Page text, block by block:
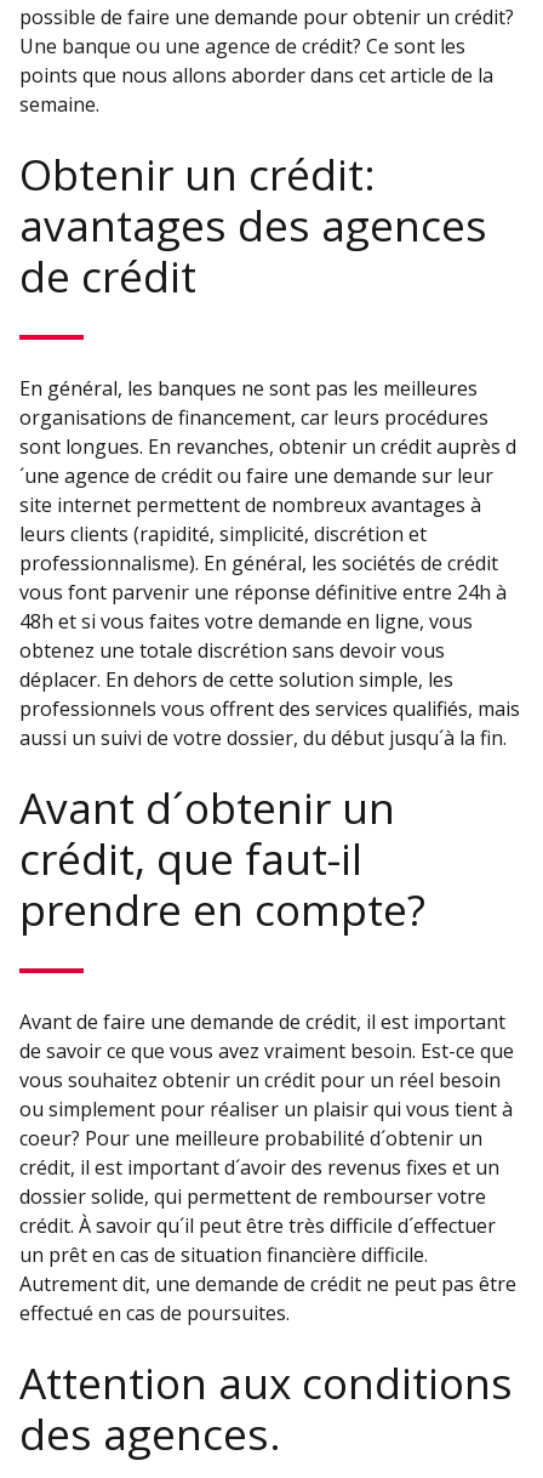
possible de faire une demande pour obtenir un crédit?
Une banque ou une agence de crédit? Ce sont les
points que nous allons aborder dans cet article de la
semaine.
Obtenir un crédit:
avantages des agences
de crédit
En général, les banques ne sont pas les meilleures
organisations de financement, car leurs procédures
sont longues. En revanches, obtenir un crédit auprès d
´une agence de crédit ou faire une demande sur leur
site internet permettent de nombreux avantages à
leurs clients (rapidité, simplicité, discrétion et
professionnalisme). En général, les sociétés de crédit
vous font parvenir une réponse définitive entre 24h à
48h et si vous faites votre demande en ligne, vous
obtenez une totale discrétion sans devoir vous
déplacer. En dehors de cette solution simple, les
professionnels vous offrent des services qualifiés, mais
aussi un suivi de votre dossier, du début jusqu´à la fin.
Avant d´obtenir un
crédit, que faut-il
prendre en compte?
Avant de faire une demande de crédit, il est important
de savoir ce que vous avez vraiment besoin. Est-ce que
vous souhaitez obtenir un crédit pour un réel besoin
ou simplement pour réaliser un plaisir qui vous tient à
coeur? Pour une meilleure probabilité d´obtenir un
crédit, il est important d´avoir des revenus fixes et un
dossier solide, qui permettent de rembourser votre
crédit. À savoir qu´il peut être très difficile d´effectuer
un prêt en cas de situation financière difficile.
Autrement dit, une demande de crédit ne peut pas être
effectué en cas de poursuites.
Attention aux conditions
des agences.